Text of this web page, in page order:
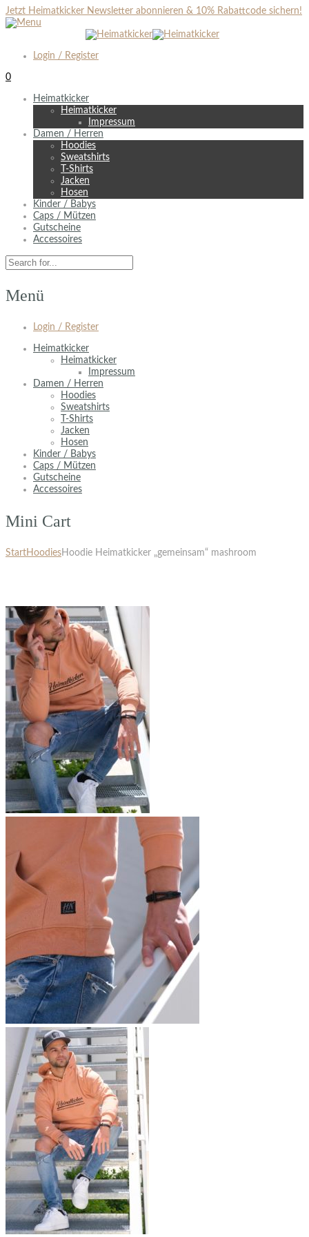
Jetzt Heimatkicker Newsletter abonnieren & 10% Rabattcode sichern!
Login / Register
0
Heimatkicker
Heimatkicker
Impressum
Damen / Herren
Hoodies
Sweatshirts
T-Shirts
Jacken
Hosen
Kinder / Babys
Caps / Mützen
Gutscheine
Accessoires
Menü
Login / Register
Heimatkicker
Heimatkicker
Impressum
Damen / Herren
Hoodies
Sweatshirts
T-Shirts
Jacken
Hosen
Kinder / Babys
Caps / Mützen
Gutscheine
Accessoires
Mini Cart
StartHoodiesHoodie Heimatkicker „gemeinsam“ mashroom